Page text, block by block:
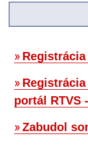
portál RTVS
Zabudol